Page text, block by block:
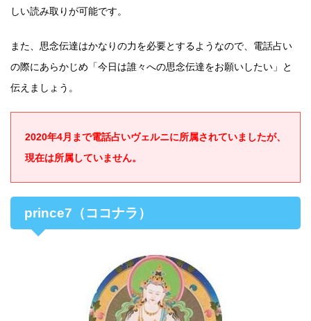
しい読み取りが可能です。
また、思念伝達はかなりの力を必要とするようなので、電話占い
の際にあらかじめ「今日は誰々への思念伝達をお願いしたい」と
伝えましょう。
2020年4月まで電話占いヴェルニに所属されていましたが、
現在は所属していません。
prince7（ココナラ）